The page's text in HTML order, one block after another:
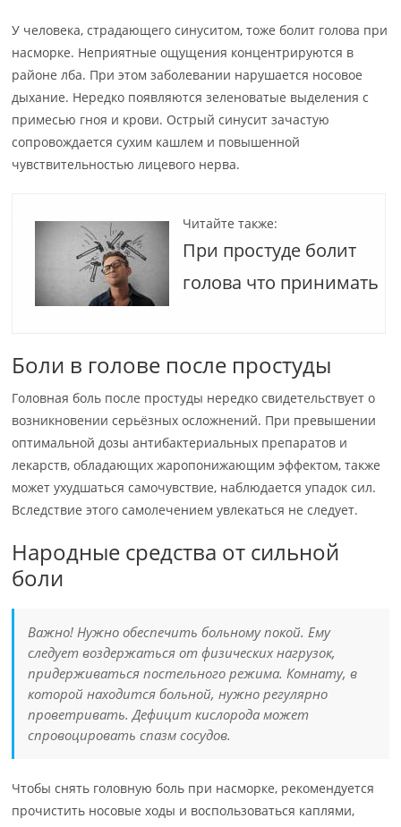
У человека, страдающего синуситом, тоже болит голова при
насморке. Неприятные ощущения концентрируются в
районе лба. При этом заболевании нарушается носовое
дыхание. Нередко появляются зеленоватые выделения с
примесью гноя и крови. Острый синусит зачастую
сопровождается сухим кашлем и повышенной
чувствительностью лицевого нерва.
Читайте также:
При простуде болит
голова что принимать
Боли в голове после простуды
Головная боль после простуды нередко свидетельствует о
возникновении серьёзных осложнений. При превышении
оптимальной дозы антибактериальных препаратов и
лекарств, обладающих жаропонижающим эффектом, также
может ухудшаться самочувствие, наблюдается упадок сил.
Вследствие этого самолечением увлекаться не следует.
Народные средства от сильной
боли
Важно! Нужно обеспечить больному покой. Ему
следует воздержаться от физических нагрузок,
придерживаться постельного режима. Комнату, в
которой находится больной, нужно регулярно
проветривать. Дефицит кислорода может
спровоцировать спазм сосудов.
Чтобы снять головную боль при насморке, рекомендуется
прочистить носовые ходы и воспользоваться каплями,